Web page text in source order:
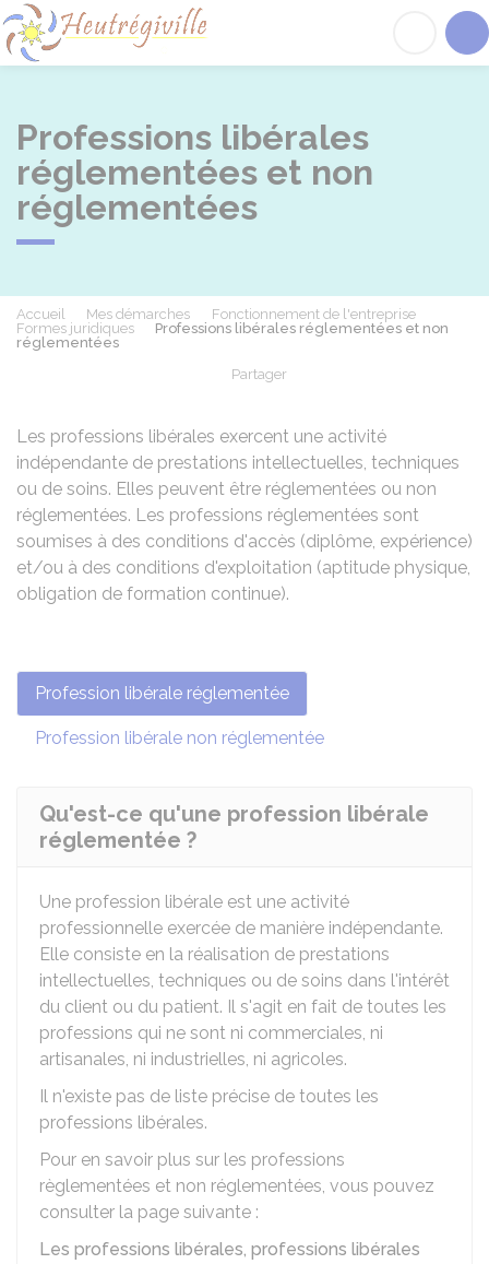
Professions libérales
réglementées et non
réglementées
Accueil Mes démarches
Fonctionnement de l'entreprise
Formes juridiques
Professions libérales réglementées et non
réglementées
Partager
Les professions libérales exercent une activité
indépendante de prestations intellectuelles, techniques
ou de soins. Elles peuvent être réglementées ou non
réglementées. Les professions réglementées sont
soumises à des conditions d'accès (diplôme, expérience)
et/ou à des conditions d'exploitation (aptitude physique,
obligation de formation continue).
Profession libérale réglementée
Profession libérale non réglementée
Qu'est-ce qu'une profession libérale
réglementée ?
Une profession libérale est une activité
professionnelle exercée de manière indépendante.
Elle consiste en la réalisation de prestations
intellectuelles, techniques ou de soins dans l'intérêt
du client ou du patient. Il s'agit en fait de toutes les
professions qui ne sont ni commerciales, ni
artisanales, ni industrielles, ni agricoles.
Il n'existe pas de liste précise de toutes les
professions libérales.
Pour en savoir plus sur les professions
règlementées et non réglementées, vous pouvez
consulter la page suivante :
Les professions libérales, professions libérales